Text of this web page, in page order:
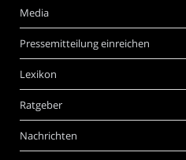
Media
Pressemitteilung einreichen
Lexikon
Ratgeber
Nachrichten